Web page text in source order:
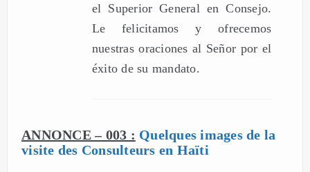
el Superior General en Consejo.
Le felicitamos y ofrecemos
nuestras oraciones al Señor por el
éxito de su mandato.
ANNONCE – 003 : Quelques images de la
visite des Consulteurs en Haïti